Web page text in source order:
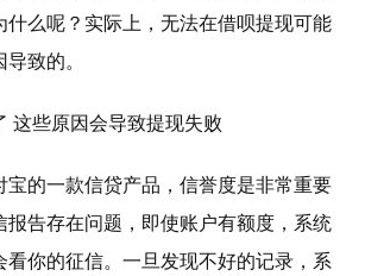
什么呢？实际上，无法在借呗提现可能
致的。
这些原因会导致提现失败
宝的一款信贷产品，信誉度是非常重要
报告存在问题，即使账户有额度，系统
看你的征信。一旦发现不好的记录，系